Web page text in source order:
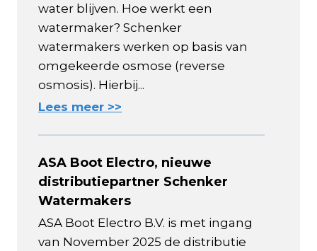
water blijven. Hoe werkt een
watermaker? Schenker
watermakers werken op basis van
omgekeerde osmose (reverse
osmosis). Hierbij...
Lees meer >>
ASA Boot Electro, nieuwe
distributiepartner Schenker
Watermakers
ASA Boot Electro B.V. is met ingang
van November 2025 de distributie